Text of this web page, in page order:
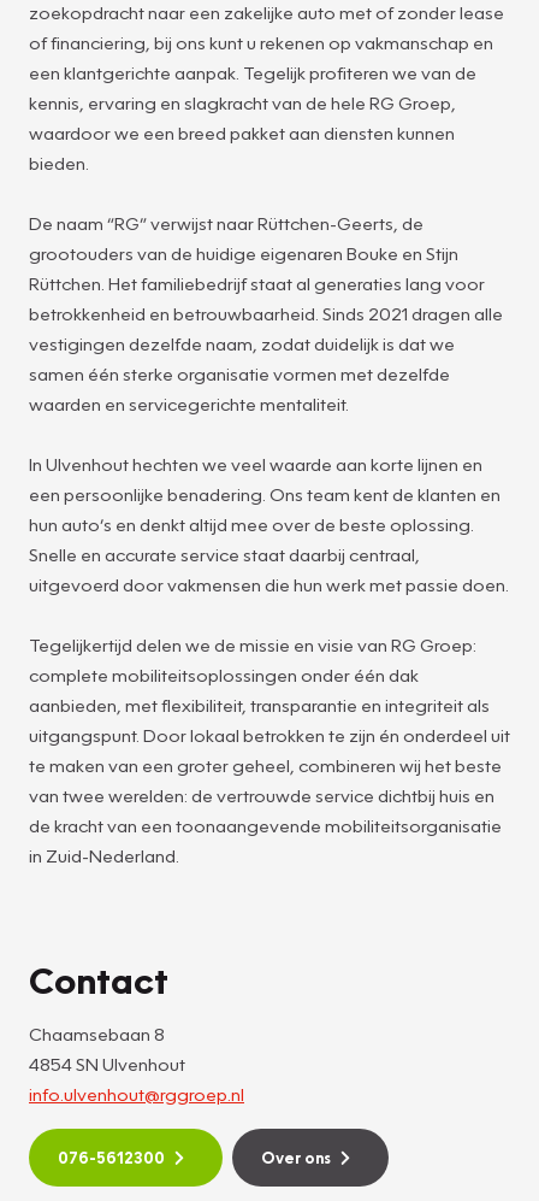
zoekopdracht naar een zakelijke auto met of zonder lease
of financiering, bij ons kunt u rekenen op vakmanschap en
een klantgerichte aanpak. Tegelijk profiteren we van de
kennis, ervaring en slagkracht van de hele RG Groep,
waardoor we een breed pakket aan diensten kunnen
bieden.
De naam “RG” verwijst naar Rüttchen-Geerts, de
grootouders van de huidige eigenaren Bouke en Stijn
Rüttchen. Het familiebedrijf staat al generaties lang voor
betrokkenheid en betrouwbaarheid. Sinds 2021 dragen alle
vestigingen dezelfde naam, zodat duidelijk is dat we
samen één sterke organisatie vormen met dezelfde
waarden en servicegerichte mentaliteit.
In Ulvenhout hechten we veel waarde aan korte lijnen en
een persoonlijke benadering. Ons team kent de klanten en
hun auto’s en denkt altijd mee over de beste oplossing.
Snelle en accurate service staat daarbij centraal,
uitgevoerd door vakmensen die hun werk met passie doen.
Tegelijkertijd delen we de missie en visie van RG Groep:
complete mobiliteitsoplossingen onder één dak
aanbieden, met flexibiliteit, transparantie en integriteit als
uitgangspunt. Door lokaal betrokken te zijn én onderdeel uit
te maken van een groter geheel, combineren wij het beste
van twee werelden: de vertrouwde service dichtbij huis en
de kracht van een toonaangevende mobiliteitsorganisatie
in Zuid-Nederland.
Contact
Chaamsebaan 8
4854 SN Ulvenhout
info.ulvenhout@rggroep.nl
076-5612300 Over ons